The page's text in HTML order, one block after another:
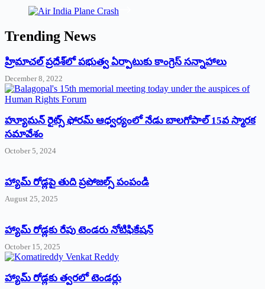
Trending News
‌హ్రిమాచల్‌ ‌ప్రదేశ్‌లో పభుత్వ ఏర్పాటుకు కాంగ్రెస్‌ ‌సన్నాహాలు
December 8, 2022
హ్యూమన్‌ రైట్స్‌ ఫోరమ్‌ ఆధ్వర్యంలో నేడు బాలగోపాల్‌ 15వ స్మారక
సమావేశం
October 5, 2024
హ్యామ్‌ రోడ్లపై తుది ప్రపోజల్స్‌ పంపండి
August 25, 2025
హ్యామ్‌ రోడ్లకు రేపు టెండరు నోటిఫికేషన్‌
October 15, 2025
హ్యామ్‌ రోడ్లకు త్వరలో టెండర్లు